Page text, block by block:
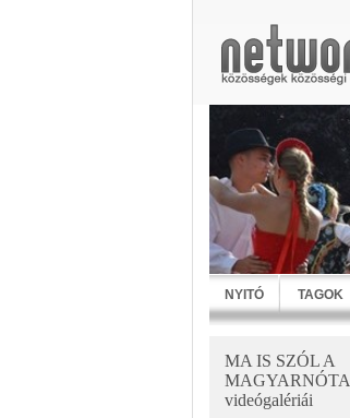
NYITÓ TAGOK
MA IS SZÓL A
MAGYARNÓTA
videógalériái